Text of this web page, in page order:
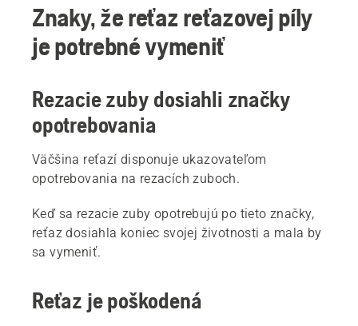
Znaky, že reťaz reťazovej píly
je potrebné vymeniť
Rezacie zuby dosiahli značky
opotrebovania
Väčšina reťazí disponuje ukazovateľom
opotrebovania na rezacích zuboch.
Keď sa rezacie zuby opotrebujú po tieto značky,
reťaz dosiahla koniec svojej životnosti a mala by
sa vymeniť.
Reťaz je poškodená